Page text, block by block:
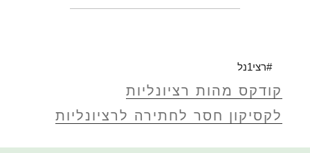
#רצי1נל
קודקס מהות רציונליות
לקסיקון חסר לחתירה לרציונליות